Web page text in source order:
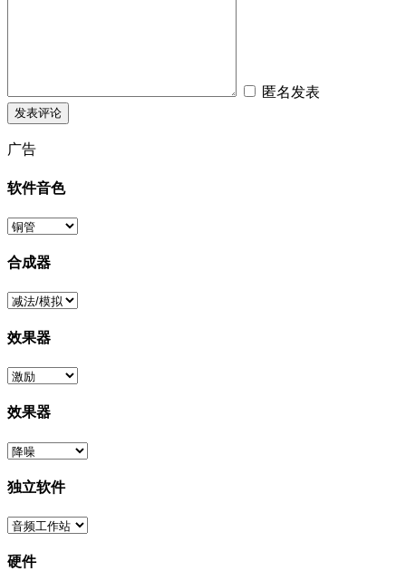
匿名发表
广告
软件音色
合成器
效果器
效果器
独立软件
硬件